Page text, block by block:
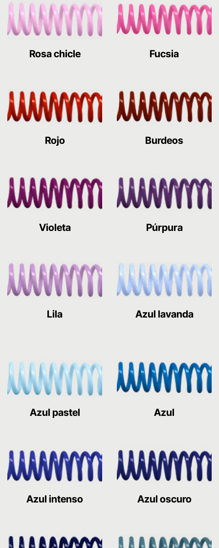
Rosa chicle Fucsia
Rojo Burdeos
Violeta Púrpura
Lila Azul lavanda
Azul pastel Azul
Azul intenso Azul oscuro